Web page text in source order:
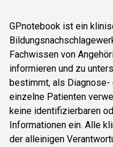
GPnotebook ist ein
Fachwissen von
informieren und zu
bestimmt, als Diagnose-
einzelne Patienten
keine identifizierbaren
Informationen ein. Alle
der alleinigen